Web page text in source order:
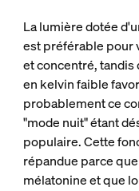
La lumière dotée
est préférable pour
et concentré, tandis
en kelvin faible
probablement ce
"mode nuit" étant
populaire. Cette
répandue parce
mélatonine et que